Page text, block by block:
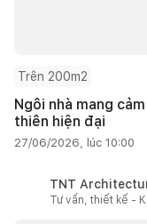
Trên 200m2
Ngôi nhà mang
thiên hiện đại
27/06/2026, lúc 10:00
TNT
Tư vấn, thiết kế -